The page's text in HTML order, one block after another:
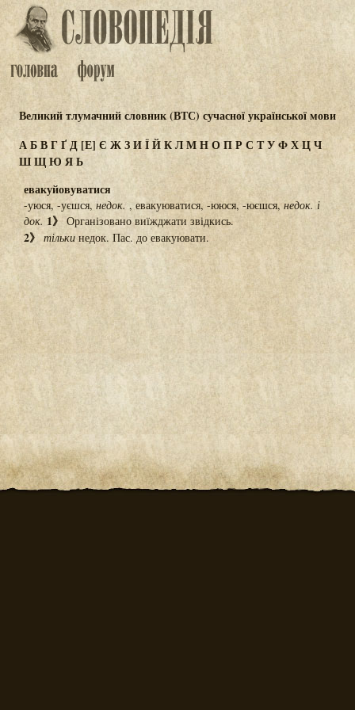
Великий тлумачний словник (ВТС) сучасної української мови
АБВГҐД[Е] Є ЖЗИЇЙКЛМНОПР СТУФХЦЧ
ШЩЮЯЬ
евакуйовуватися
-уюся, -уєшся, недок. , евакуюватися, -ююся, -юєшся,недок. і
док. 1》Організовано виїжджати звідкись.
2》 тількинедок. Пас. до евакуювати.